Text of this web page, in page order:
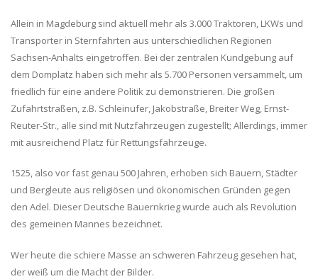
Allein in Magdeburg sind aktuell mehr als 3.000 Traktoren, LKWs und
Transporter in Sternfahrten aus unterschiedlichen Regionen
Sachsen-Anhalts eingetroffen. Bei der zentralen Kundgebung auf
dem Domplatz haben sich mehr als 5.700 Personen versammelt, um
friedlich für eine andere Politik zu demonstrieren. Die großen
Zufahrtstraßen, z.B. Schleinufer, Jakobstraße, Breiter Weg, Ernst-
Reuter-Str., alle sind mit Nutzfahrzeugen zugestellt; Allerdings, immer
mit ausreichend Platz für Rettungsfahrzeuge.
1525, also vor fast genau 500 Jahren, erhoben sich Bauern, Städter
und Bergleute aus religiösen und ökonomischen Gründen gegen
den Adel. Dieser Deutsche Bauernkrieg wurde auch als Revolution
des gemeinen Mannes bezeichnet.
Wer heute die schiere Masse an schweren Fahrzeug gesehen hat,
der weiß um die Macht der Bilder.